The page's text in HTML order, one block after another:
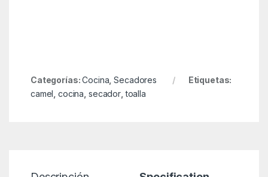
Categorías:Cocina ,Secadores
Etiquetas:
camel ,cocina secador,toalla